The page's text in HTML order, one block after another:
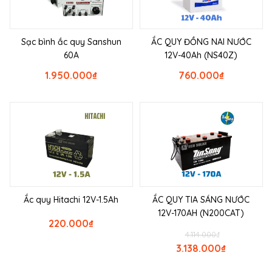
Sạc bình ắc quy Sanshun
60A
₫
1.950.000
ẮC QUY ĐỒNG NAI NƯỚC
12V-40Ah (NS40Z)
₫
760.000
Ắc quy Hitachi 12V-1.5Ah
₫
220.000
ẮC QUY TIA SÁNG NƯỚC
12V-170AH (N200CAT)
₫
4.114.000
₫
3.138.000